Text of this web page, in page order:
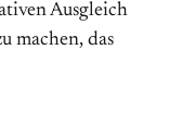
Ausgleich
machen, das